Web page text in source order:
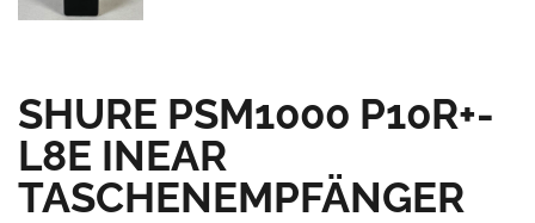
SHURE PSM1000 P10R+-
L8E INEAR
TASCHENEMPFÄNGER